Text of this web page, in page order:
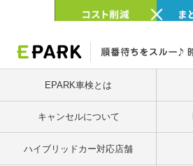
EPARK車検とは
キャンセルについて
ハイブリッドカー対応店舗